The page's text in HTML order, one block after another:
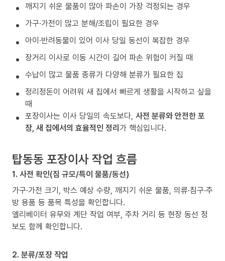
깨지기 쉬운 물품이 많아 파손이 가장 걱정되는 경우
가구·가전이 많고 분해/조립이 필요한 경우
아이·반려동물이 있어 이사 당일 동선이 복잡한 경우
장거리 이사로 이동 시간이 길어 파손 위험이 커질 때
수납이 많고 물품 종류가 다양해 분류가 필요한 집
정리정돈이 어려워 새 집에서 빠르게 생활을 시작하고 싶을
때
포장이사는 이사 당일의 속도보다, 사전 분류와 안전한 포
장, 새 집에서의 효율적인 정리가 핵심입니다.
탑동동 포장이사 작업 흐름
1. 사전 확인(짐 규모/특이 물품/동선)
가구·가전 크기, 박스 예상 수량, 깨지기 쉬운 물품, 의류·침구·주
방 용품 등 품목 특성을 확인합니다.
엘리베이터 유무와 계단 작업 여부, 주차 거리 등 현장 동선 정
보도 함께 확인합니다.
2. 분류/포장 작업